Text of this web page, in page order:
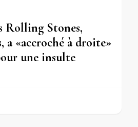
Rolling Stones,
a «accroché à droite»
une insulte